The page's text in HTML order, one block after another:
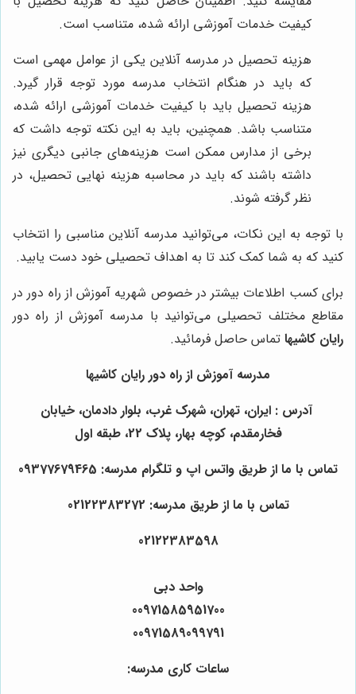
کیفیت خدمات آموزشی ارائه شده، متناسب است.
هزینه تحصیل در مدرسه آنلاین یکی از عوامل مهمی است
که باید در هنگام انتخاب مدرسه مورد توجه قرار گیرد.
هزینه تحصیل باید با کیفیت خدمات آموزشی ارائه شده،
متناسب باشد. همچنین، باید به این نکته توجه داشت که
برخی از مدارس ممکن است هزینه‌های جانبی دیگری نیز
داشته باشند که باید در محاسبه هزینه نهایی تحصیل، در
نظر گرفته شوند.
با توجه به این نکات، می‌توانید مدرسه آنلاین مناسبی را انتخاب
کنید که به شما کمک کند تا به اهداف تحصیلی خود دست یابید.
برای کسب اطلاعات بیشتر در خصوص شهریه آموزش از راه دور در
مقاطع مختلف تحصیلی می‌توانید با مدرسه آموزش از راه دور
رایان کاشیها تماس حاصل فرمائید.
مدرسه آموزش از راه دور رایان کاشیها
آدرس : ایران، تهران، شهرک غرب، بلوار دادمان، خیابان
فخارمقدم، کوچه بهار، پلاک 22، طبقه اول
تماس با ما از طریق واتس اپ و تلگرام مدرسه: 09377679465
تماس با ما از طریق مدرسه: 02122383272
02122383598
واحد دبی
00971585951700
00971589099791
ساعات کاری مدرسه: